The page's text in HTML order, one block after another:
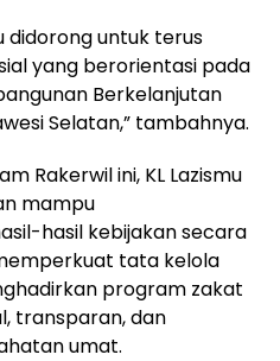
didorong untuk terus
yang berorientasi pada
Berkelanjutan
Selatan,” tambahnya.
Rakerwil ini, KL Lazismu
mampu
hasil kebijakan secara
tata kelola
program zakat
transparan, dan
umat.